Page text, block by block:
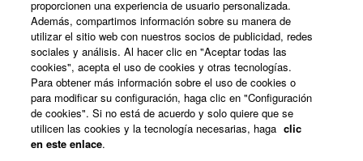
España - Spanish
Empresa
proporcionen una experiencia de usuario personalizada.
Además, compartimos información sobre su manera de
utilizar el sitio web con nuestros socios de publicidad, redes
sociales y análisis. Al hacer clic en "Aceptar todas las
cookies", acepta el uso de cookies y otras tecnologías.
Para obtener más información sobre el uso de cookies o
para modificar su configuración, haga clic en "Configuración
de cookies". Si no está de acuerdo y solo quiere que se
utilicen las cookies y la tecnología necesarias, haga clic
en este enlace.